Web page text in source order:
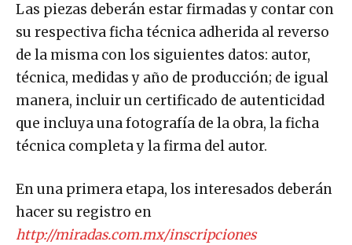
Las piezas deberán estar firmadas y contar con
su respectiva ficha técnica adherida al reverso
de la misma con los siguientes datos: autor,
técnica, medidas y año de producción; de igual
manera, incluir un certificado de autenticidad
que incluya una fotografía de la obra, la ficha
técnica completa y la firma del autor.
En una primera etapa, los interesados deberán
hacer su registro en
http://miradas.com.mx/inscripciones